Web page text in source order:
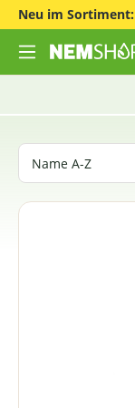
Neu im Sortiment: